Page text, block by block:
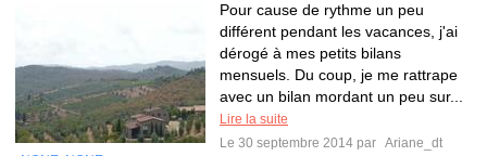
Pour cause de rythme un peu
différent pendant les vacances, j'ai
dérogé à mes petits bilans
mensuels. Du coup, je me rattrape
avec un bilan mordant un peu sur...
Lire la suite
Le 30 septembre 2014 par Ariane_dt